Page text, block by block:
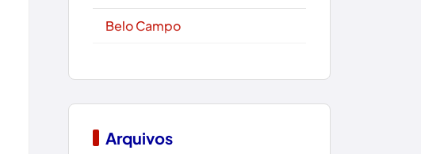
Belo Campo
Boquira
Arquivos